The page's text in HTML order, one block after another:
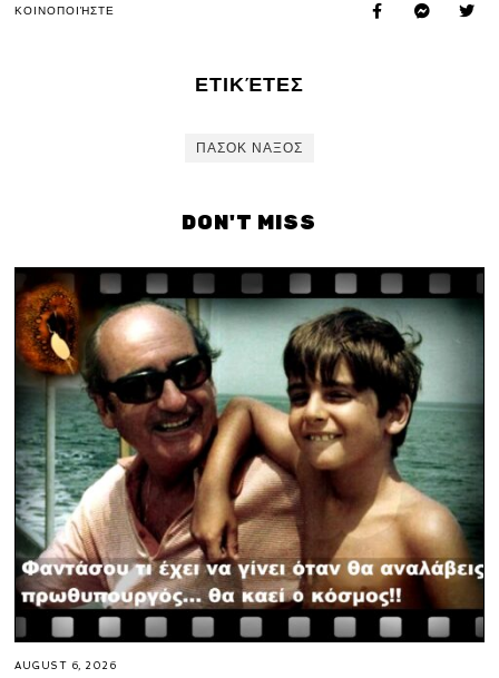
ΚΟΙΝΟΠΟΙΉΣΤΕ
ΕΤΙΚΈΤΕΣ
ΠΑΣΟΚ ΝΑΞΟΣ
DON'T MISS
AUGUST 6, 2026